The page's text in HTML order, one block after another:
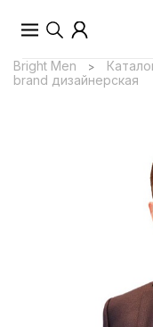
Bright Men >
brand дизайнерская